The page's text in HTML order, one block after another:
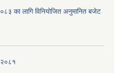
का लागि विनियोजित अनुमानित बजेट
२०८१